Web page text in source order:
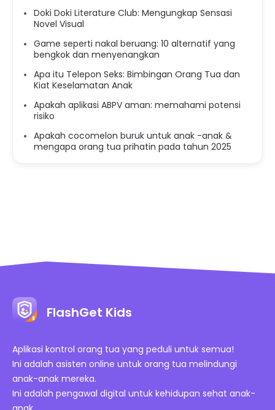
Doki Doki Literature Club: Mengungkap Sensasi
Novel Visual
Game seperti nakal beruang: 10 alternatif yang
bengkok dan menyenangkan
Apa itu Telepon Seks: Bimbingan Orang Tua dan
Kiat Keselamatan Anak
Apakah aplikasi ABPV aman: memahami potensi
risiko
Apakah cocomelon buruk untuk anak -anak &
mengapa orang tua prihatin pada tahun 2025
FlashGet Kids
Aplikasi kontrol orang tua yang peduli untuk semua!
Ini adalah asisten online untuk orang tua melindungi
anak-anak mereka.
Ini adalah pengawal digital untuk kehidupan sehat anak-